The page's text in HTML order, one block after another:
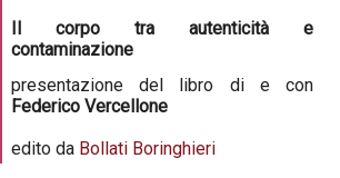
Il corpo tra autenticità e
contaminazione
presentazione del libro di e con
Federico Vercellone
edito da Bollati Boringhieri